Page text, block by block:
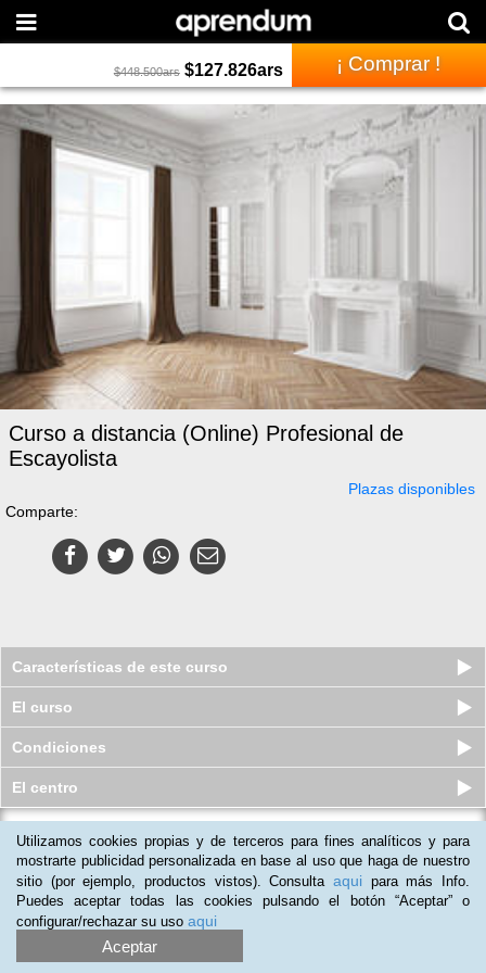
$448.500ars $127.826ars ¡ Comprar !
Curso a distancia (Online) Profesional de
Escayolista
Plazas disponibles
Comparte:
Características de este curso
El curso
Condiciones
El centro
Curso a distancia (Online) de
Decoración de Interiores y Diseñ...
Quedan 6 plazas
$103.500 ars $73.500ars
( 2)
Utilizamos cookies propias y de terceros para fines analíticos y para
mostrarte publicidad personalizada en base al uso que haga de nuestro
sitio (por ejemplo, productos vistos). Consulta aqui para más Info.
Puedes aceptar todas las cookies pulsando el botón “Aceptar” o
configurar/rechazar su uso aqui
Aceptar